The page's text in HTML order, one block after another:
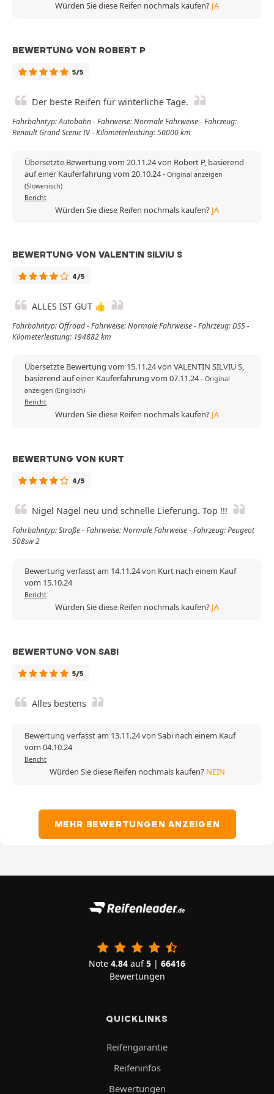
Würden Sie diese Reifen nochmals kaufen? JA
BEWERTUNG VON ROBERT P
5/5
Der beste Reifen für winterliche Tage.
Fahrbahntyp: Autobahn - Fahrweise: Normale Fahrweise - Fahrzeug:
Renault Grand Scenic IV - Kilometerleistung: 50000 km
Übersetzte Bewertung vom 20.11.24 von Robert P, basierend
auf einer Kauferfahrung vom 20.10.24- Original anzeigen
(Slowenisch)
Bericht
Würden Sie diese Reifen nochmals kaufen? JA
BEWERTUNG VON VALENTIN SILVIU S
4/5
ALLES IST GUT 👍
Fahrbahntyp: Offroad - Fahrweise: Normale Fahrweise - Fahrzeug: DS5 -
Kilometerleistung: 194882 km
Übersetzte Bewertung vom 15.11.24 von VALENTIN SILVIU S,
basierend auf einer Kauferfahrung vom 07.11.24- Original
anzeigen (Englisch)
Bericht
Würden Sie diese Reifen nochmals kaufen? JA
BEWERTUNG VON KURT
4/5
Nigel Nagel neu und schnelle Lieferung. Top !!!
Fahrbahntyp: Straße - Fahrweise: Normale Fahrweise - Fahrzeug: Peugeot
508sw 2
Bewertung verfasst am 14.11.24 von Kurt nach einem Kauf
vom 15.10.24
Bericht
Würden Sie diese Reifen nochmals kaufen? JA
BEWERTUNG VON SABI
5/5
Alles bestens
Bewertung verfasst am 13.11.24 von Sabi nach einem Kauf
vom 04.10.24
Bericht
Würden Sie diese Reifen nochmals kaufen? NEIN
MEHR BEWERTUNGEN ANZEIGEN
Note 4.84 auf5 | 66416
Bewertungen
QUICKLINKS
Reifengarantie
Reifeninfos
Bewertungen